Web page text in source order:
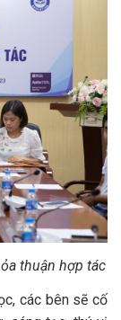
thuận hợp tác
các bên sẽ cố